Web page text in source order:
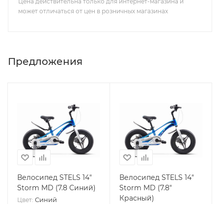
может отличаться от цен в розничных магазинах
Предложения
Велосипед STELS 14"
Storm MD (7.8 Синий)
Цвет: Синий
Велосипед STELS 14"
Storm MD (7.8"
Красный)